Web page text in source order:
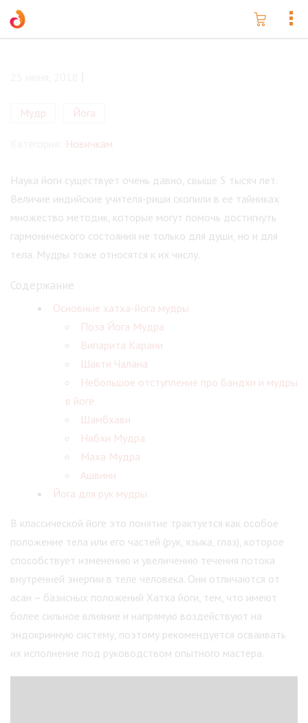
Мудр Йога
Новичкам
Наука йоги существует очень давно, свыше 5 тысяч лет.
Величие индийские учителя-риши скопили в ее тайниках
множество методик, которые могут помочь достигнуть
гармонического состояния не только для души, но и для
тела. Мудры тоже относятся к их числу.
Содержание
Основные хатха-йога мудры
Поза Йога Мудра
Випарита Карани
Шакти Чалана
Небольшое отступление про бандхи и мудры
в йоге
Шамбхави
Набхи Мудра
Маха Мудра
Ашвини
Йога для рук мудры
В классической йоге это понятие трактуется как особое
положение тела или его частей (рук, языка, глаз), которое
способствует изменению и увеличению течения потока
внутренней энергии в теле человека. Они отличаются от
асан – базисных положений Хатха йоги, тем, что имеют
более сильное влияние и напрямую воздействуют на
эндокринную систему, поэтому рекомендуется осваивать
их исполнение под руководством опытного мастера.